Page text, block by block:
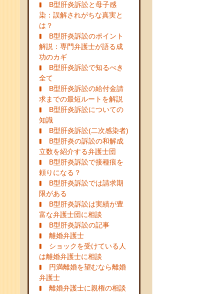
B型肝炎訴訟と母子感
染：誤解されがちな真実と
は？
B型肝炎訴訟のポイント
解説：専門弁護士が語る成
功のカギ
B型肝炎訴訟で知るべき
全て
B型肝炎訴訟の給付金請
求までの最短ルートを解説
B型肝炎訴訟についての
知識
B型肝炎訴訟(二次感染者)
B型肝炎の訴訟の和解成
立数を紹介する弁護士団
B型肝炎訴訟で接種痕を
頼りになる？
B型肝炎訴訟では請求期
限がある
B型肝炎訴訟は実績が豊
富な弁護士団に相談
B型肝炎訴訟の記事
離婚弁護士
ショックを受けている人
は離婚弁護士に相談
円満離婚を望むなら離婚
弁護士
離婚弁護士に親権の相談